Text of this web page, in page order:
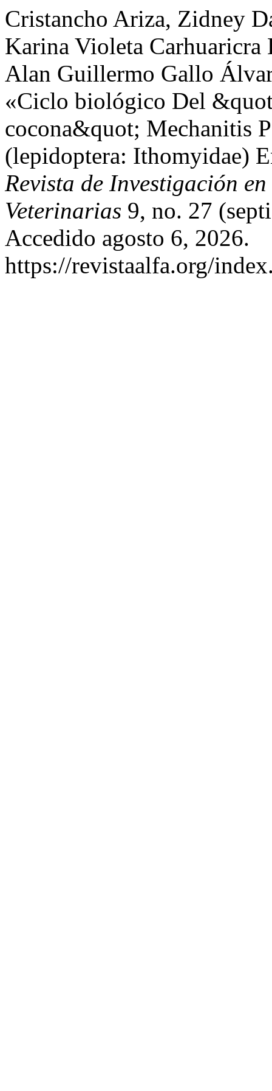
Cristancho Ariza, Zidney
Karina Violeta Carhuaricra
Alan Guillermo Gallo
«Ciclo biológico Del
cocona&quot; Mechanitis
(lepidoptera: Ithomyidae)
Revista de Investigación
Veterinarias 9, no. 27
Accedido agosto 6, 2026.
https://revistaalfa.org/